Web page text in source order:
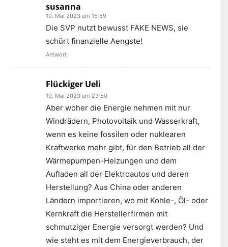
susanna
10. Mai 2023 um 15:59
Die SVP nutzt bewusst FAKE NEWS, sie
schürt finanzielle Aengste!
Antwort
Flückiger Ueli
10. Mai 2023 um 23:50
Aber woher die Energie nehmen mit nur
Windrädern, Photovoltaik und Wasserkraft,
wenn es keine fossilen oder nuklearen
Kraftwerke mehr gibt, für den Betrieb all der
Wärmepumpen-Heizungen und dem
Aufladen all der Elektroautos und deren
Herstellung? Aus China oder anderen
Ländern importieren, wo mit Kohle-, Öl- oder
Kernkraft die Herstellerfirmen mit
schmutziger Energie versorgt werden? Und
wie steht es mit dem Energieverbrauch, der